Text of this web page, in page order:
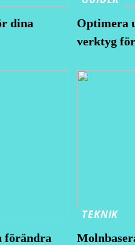
dina
Optimera
verktyg
förändra
TEKNIK